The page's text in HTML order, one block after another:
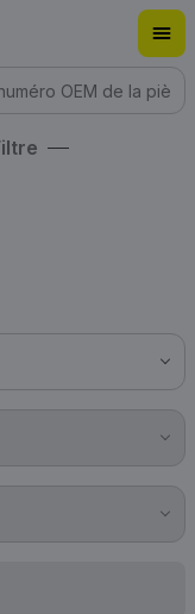
Filtre